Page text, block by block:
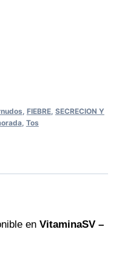
FIEBRE, SECRECION Y
, Tos
en VitaminaSV –